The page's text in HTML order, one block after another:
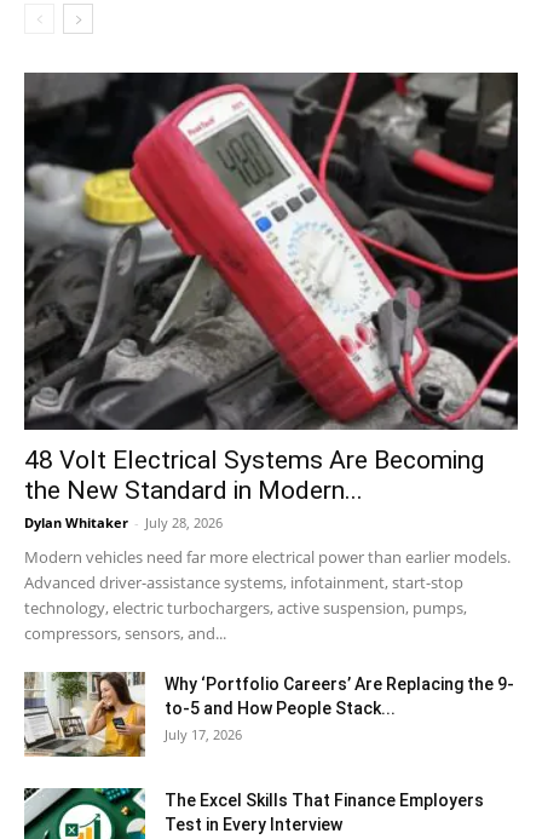
48 Volt Electrical Systems Are Becoming
the New Standard in Modern...
Dylan Whitaker - July 28, 2026
Modern vehicles need far more electrical power than earlier models.
Advanced driver-assistance systems, infotainment, start-stop
technology, electric turbochargers, active suspension, pumps,
compressors, sensors, and...
Why ‘Portfolio Careers’ Are Replacing the 9-
to-5 and How People Stack...
July 17, 2026
The Excel Skills That Finance Employers
Test in Every Interview